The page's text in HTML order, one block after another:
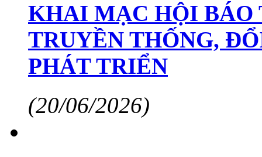
KHAI MẠC HỘI BÁO
TRUYỀN THỐNG,
PHÁT TRIỂN
(20/06/2026)